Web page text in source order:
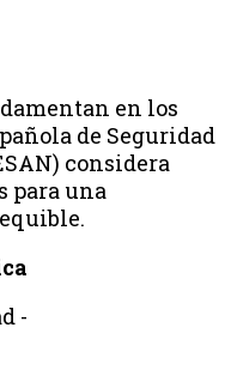
en los
de Seguridad
considera
para una
-